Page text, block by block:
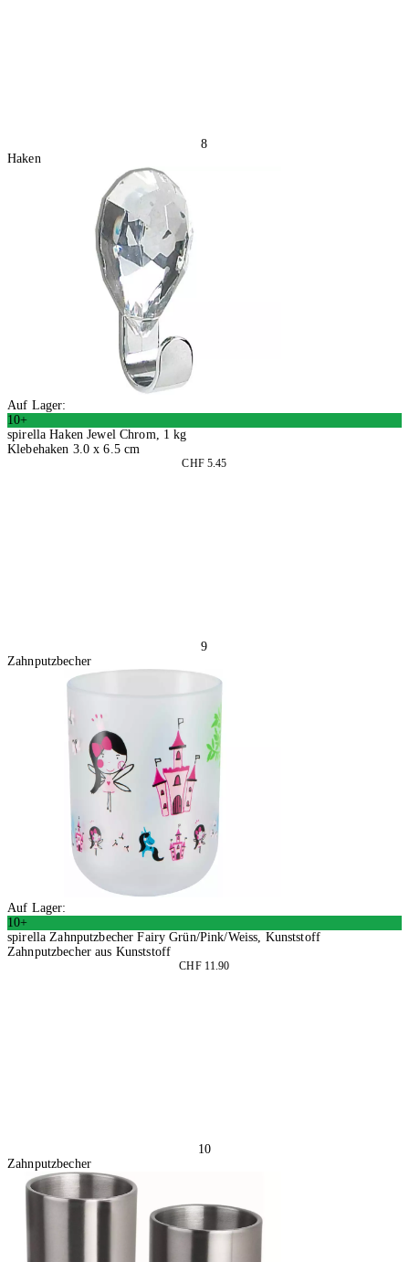
8
Haken
Auf Lager:
10+
spirella Haken Jewel Chrom, 1 kg
Klebehaken 3.0 x 6.5 cm
CHF 5.45
9
Zahnputzbecher
Auf Lager:
10+
spirella Zahnputzbecher Fairy Grün/Pink/Weiss, Kunststoff
Zahnputzbecher aus Kunststoff
CHF 11.90
10
Zahnputzbecher